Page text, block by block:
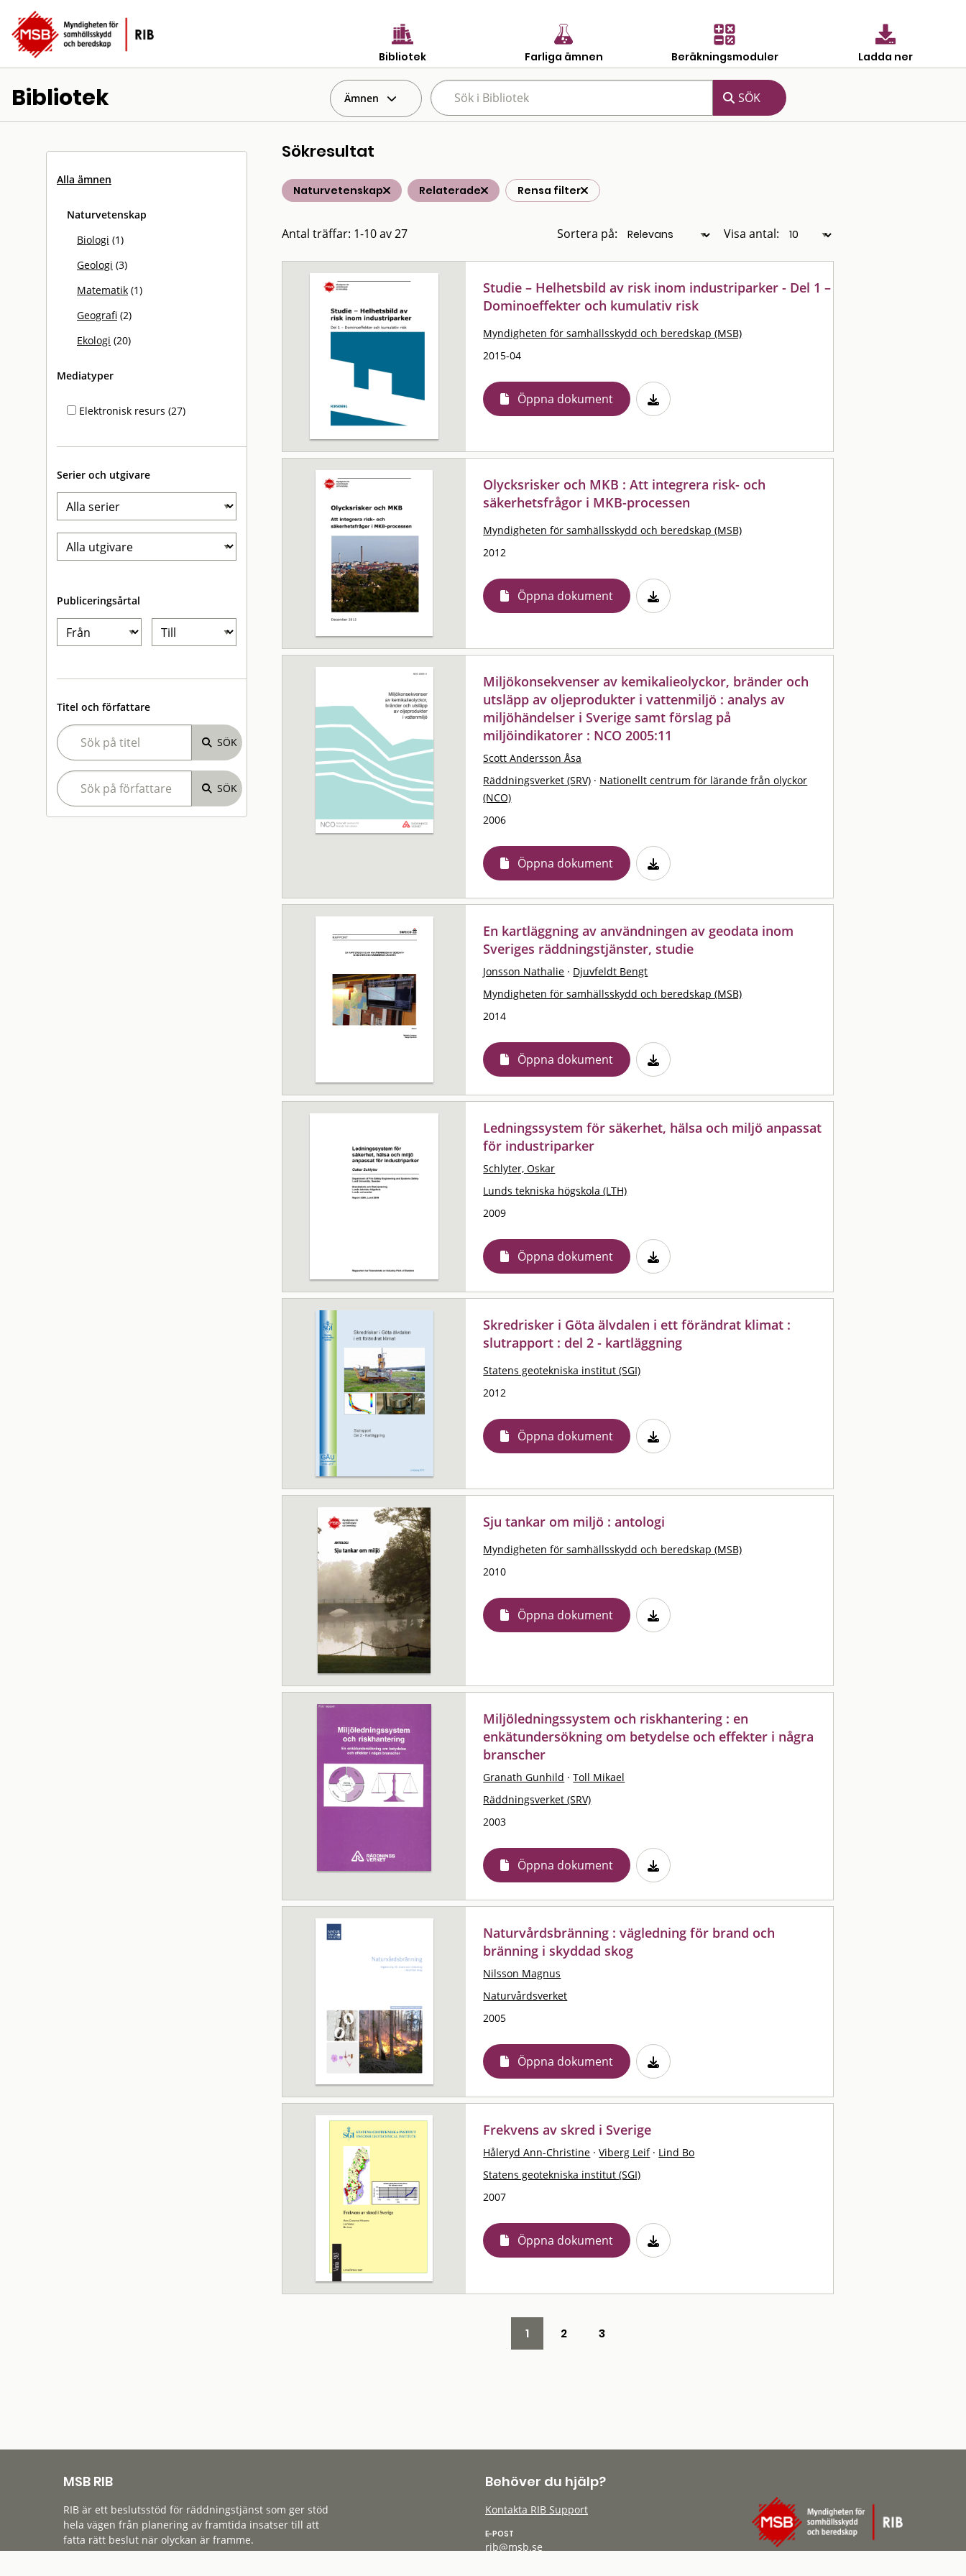
Bibliotek Farliga ämnen Beräkningsmoduler Ladda ner
Bibliotek Ämnen
Alla ämnen
Naturvetenskap
Biologi (1)
Geologi (3)
Matematik (1)
Geografi (2)
Ekologi (20)
Mediatyper
Elektronisk resurs (27)
Serier och utgivare
Publiceringsårtal
Titel och författare
Sökresultat
Naturvetenskap Relaterade Rensa filter
Antal träffar: 1-10 av 27 Sortera på: Visa antal:
Studie – Helhetsbild av risk inom industriparker - Del 1 –
Dominoeffekter och kumulativ risk
Myndigheten för samhällsskydd och beredskap (MSB)
2015-04
Öppna dokument
Olycksrisker och MKB : Att integrera risk- och
säkerhetsfrågor i MKB-processen
Myndigheten för samhällsskydd och beredskap (MSB)
2012
Öppna dokument
Miljökonsekvenser av kemikalieolyckor, bränder och
utsläpp av oljeprodukter i vattenmiljö : analys av
miljöhändelser i Sverige samt förslag på
miljöindikatorer : NCO 2005:11
Scott Andersson Åsa
Räddningsverket (SRV) · Nationellt centrum för lärande från olyckor
(NCO)
2006
Öppna dokument
En kartläggning av användningen av geodata inom
Sveriges räddningstjänster, studie
Jonsson Nathalie · Djuvfeldt Bengt
Myndigheten för samhällsskydd och beredskap (MSB)
2014
Öppna dokument
Ledningssystem för säkerhet, hälsa och miljö anpassat
för industriparker
Schlyter, Oskar
Lunds tekniska högskola (LTH)
2009
Öppna dokument
Skredrisker i Göta älvdalen i ett förändrat klimat :
slutrapport : del 2 - kartläggning
Statens geotekniska institut (SGI)
2012
Öppna dokument
Sju tankar om miljö : antologi
Myndigheten för samhällsskydd och beredskap (MSB)
2010
Öppna dokument
Miljöledningssystem och riskhantering : en
enkätundersökning om betydelse och effekter i några
branscher
Granath Gunhild · Toll Mikael
Räddningsverket (SRV)
2003
Öppna dokument
Naturvårdsbränning : vägledning för brand och
bränning i skyddad skog
Nilsson Magnus
Naturvårdsverket
2005
Öppna dokument
Frekvens av skred i Sverige
Håleryd Ann-Christine · Viberg Leif · Lind Bo
Statens geotekniska institut (SGI)
2007
Öppna dokument
1 2 3
MSB RIB
RIB är ett beslutsstöd för räddningstjänst som ger stöd
hela vägen från planering av framtida insatser till att
fatta rätt beslut när olyckan är framme.
Behöver du hjälp?
Kontakta RIB Support
E-POST
rib@msb.se